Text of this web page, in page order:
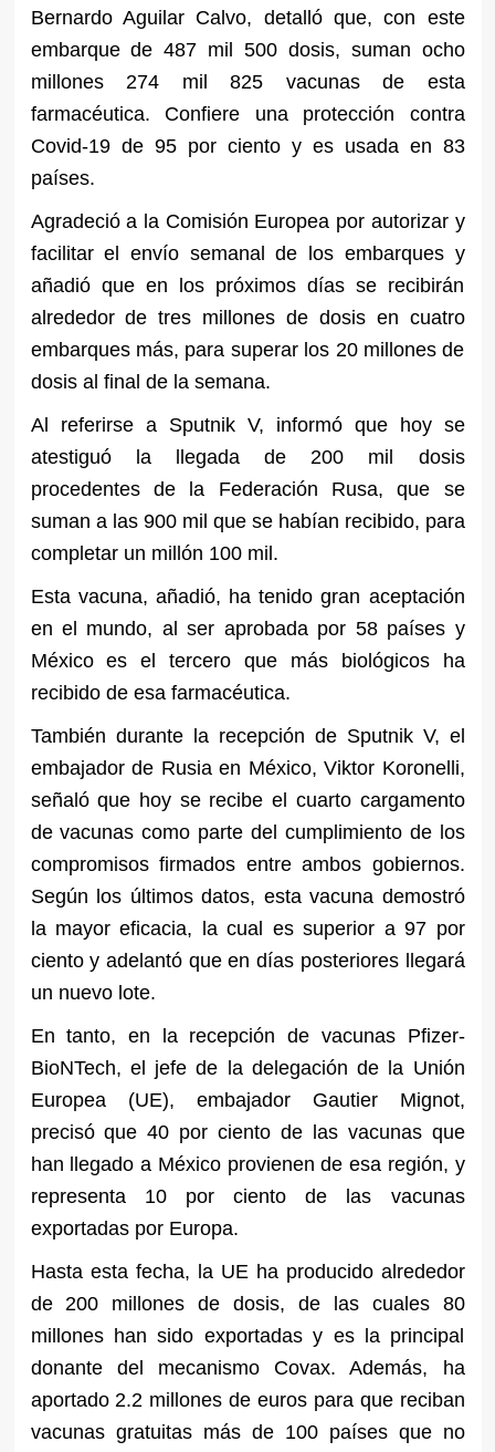
Bernardo Aguilar Calvo, detalló que, con este
embarque de 487 mil 500 dosis, suman ocho
millones 274 mil 825 vacunas de esta
farmacéutica. Confiere una protección contra
Covid-19 de 95 por ciento y es usada en 83
países.
Agradeció a la Comisión Europea por autorizar y
facilitar el envío semanal de los embarques y
añadió que en los próximos días se recibirán
alrededor de tres millones de dosis en cuatro
embarques más, para superar los 20 millones de
dosis al final de la semana.
Al referirse a Sputnik V, informó que hoy se
atestiguó la llegada de 200 mil dosis
procedentes de la Federación Rusa, que se
suman a las 900 mil que se habían recibido, para
completar un millón 100 mil.
Esta vacuna, añadió, ha tenido gran aceptación
en el mundo, al ser aprobada por 58 países y
México es el tercero que más biológicos ha
recibido de esa farmacéutica.
También durante la recepción de Sputnik V, el
embajador de Rusia en México, Viktor Koronelli,
señaló que hoy se recibe el cuarto cargamento
de vacunas como parte del cumplimiento de los
compromisos firmados entre ambos gobiernos.
Según los últimos datos, esta vacuna demostró
la mayor eficacia, la cual es superior a 97 por
ciento y adelantó que en días posteriores llegará
un nuevo lote.
En tanto, en la recepción de vacunas Pfizer-
BioNTech, el jefe de la delegación de la Unión
Europea (UE), embajador Gautier Mignot,
precisó que 40 por ciento de las vacunas que
han llegado a México provienen de esa región, y
representa 10 por ciento de las vacunas
exportadas por Europa.
Hasta esta fecha, la UE ha producido alrededor
de 200 millones de dosis, de las cuales 80
millones han sido exportadas y es la principal
donante del mecanismo Covax. Además, ha
aportado 2.2 millones de euros para que reciban
vacunas gratuitas más de 100 países que no